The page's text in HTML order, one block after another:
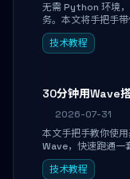
无需 Python 环境
务。本文将手把手
兼容 API，并在 C#
搞定本地 LLM 部署。
技术教程
30分钟用Wave
2026-07-31
本文手把手教你使
Wave，快速跑通一
台管理的完整
业务页面开发实战
技术教程